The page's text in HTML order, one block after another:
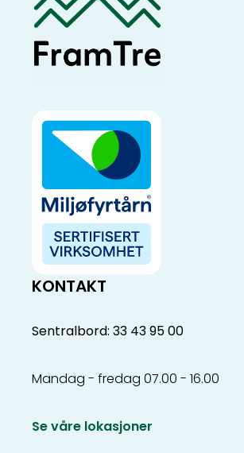
KONTAKT
Sentralbord: 33 43 95 00
Mandag - fredag 07.00 - 16.00
Se våre lokasjoner